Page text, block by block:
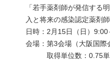
「若手薬剤師が発信する
入と将来の感染認定薬剤師
日時： 2月15日（日）
会場：第3会場（大阪国
取得単位数：0.75